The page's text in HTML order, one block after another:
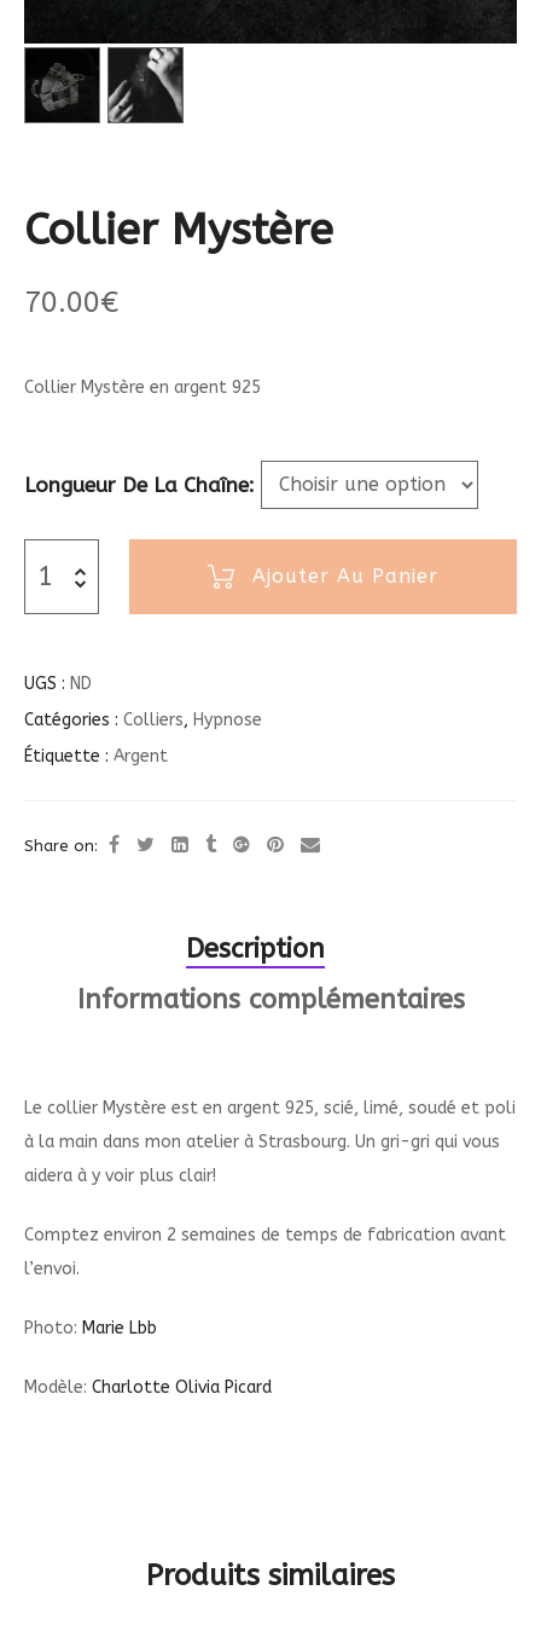
Collier Mystère
70.00€
Collier Mystère en argent 925
Longueur De La Chaîne
Ajouter Au Panier
UGS : ND
Catégories : Colliers, Hypnose
Étiquette : Argent
Share on:
Description
Informations complémentaires
Le collier Mystère est en argent 925, scié, limé, soudé et poli
à la main dans mon atelier à Strasbourg. Un gri-gri qui vous
aidera à y voir plus clair!
Comptez environ 2 semaines de temps de fabrication avant
l’envoi.
Photo: Marie Lbb
Modèle: Charlotte Olivia Picard
Produits similaires